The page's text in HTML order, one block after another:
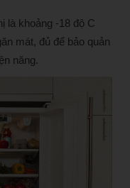
là khoảng -18 độ C
mát, đủ để bảo quản
năng.